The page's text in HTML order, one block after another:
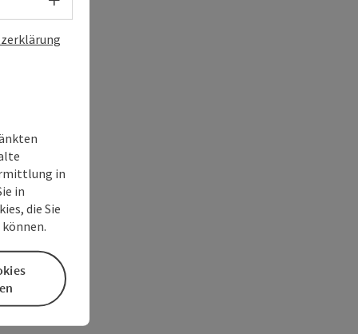
in
in
die Sie